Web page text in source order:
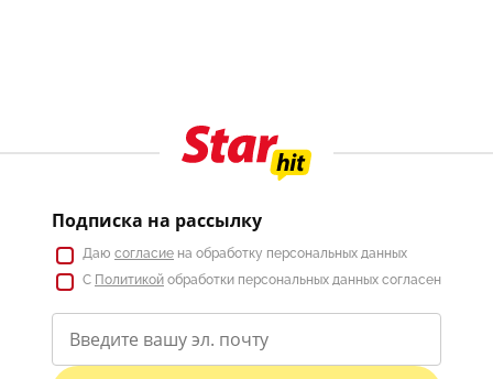
Подписка на рассылку
Даю согласие на обработку персональных данных
С Политикой обработки персональных данных согласен